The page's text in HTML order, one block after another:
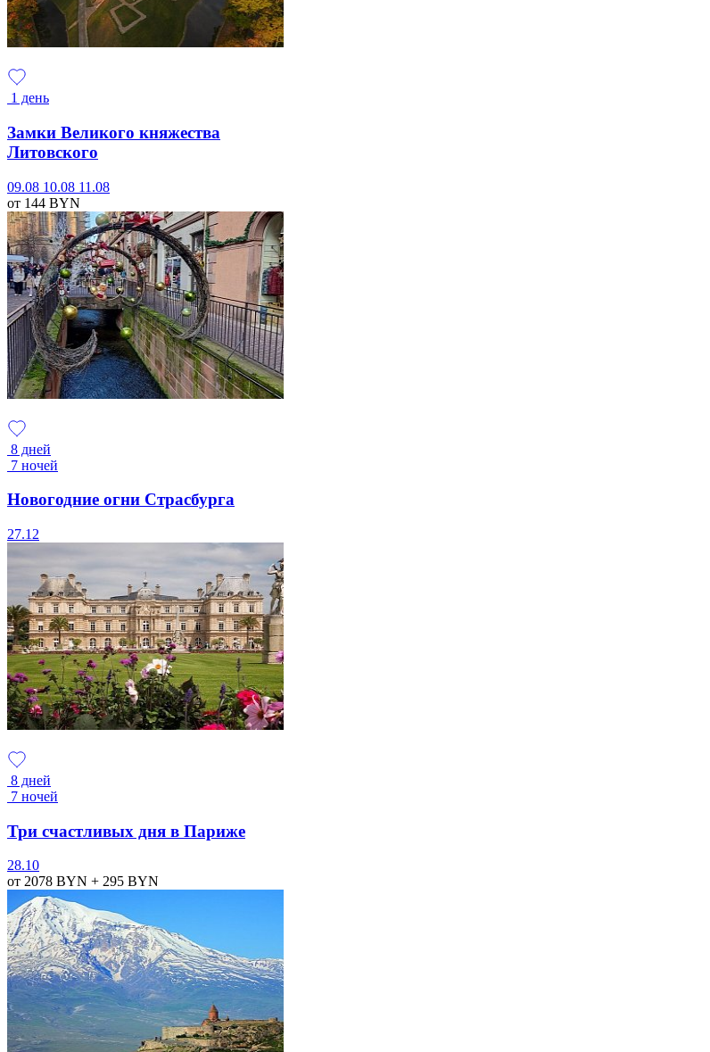
1 день
Замки Великого княжества
Литовского
09.08 10.08 11.08
от 144 BYN
8 дней
7 ночей
Новогодние огни Страсбурга
27.12
8 дней
7 ночей
Три счастливых дня в Париже
28.10
от 2078 BYN + 295 BYN